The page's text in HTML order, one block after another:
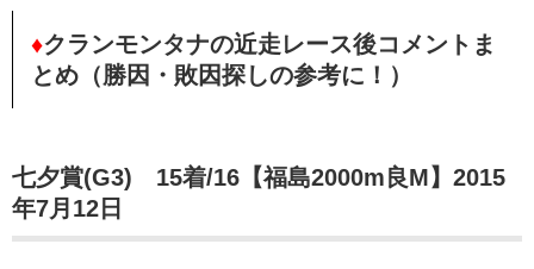
♦クランモンタナの近走レース後コメントま
とめ（勝因・敗因探しの参考に！）
七夕賞(G3) 15着/16【福島2000m良M】2015
年7月12日